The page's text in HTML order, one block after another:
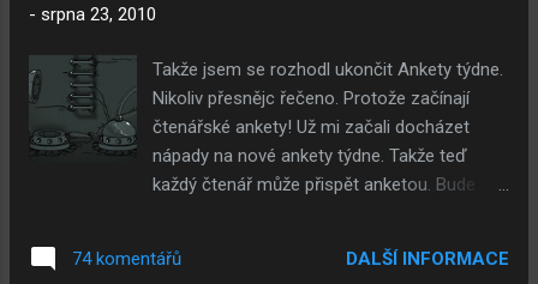
- srpna 23, 2010
Takže jsem se rozhodl ukončit Ankety týdne.
Nikoliv přesnějc řečeno. Protože začínají
čtenářské ankety! Už mi začali docházet
nápady na nové ankety týdne. Takže teď
každý čtenář může přispět anketou. Bude
vaše Anketa týdne nebo-li řečeno Čtenářská
74 komentářů DALŠÍ INFORMACE